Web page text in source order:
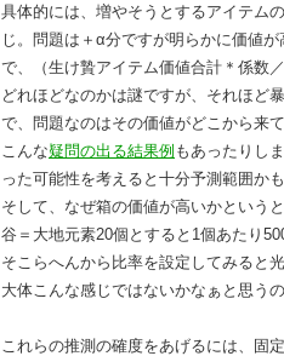
具体的には、増やそうとするアイテム
じ。問題は＋α分ですが明らかに価値
で、（生け贄アイテム価値合計＊係数
どれほどなのかは謎ですが、それほど
で、問題なのはその価値がどこから来
こんな疑問の出る結果例 もあったりし
った可能性を考えると十分予測範囲か
そして、なぜ箱の価値が高いかという
谷＝大地元素20個とすると1個あたり
そこらへんから比率を設定してみると
大体こんな感じではないかなぁと思う
これらの推測の確度をあげるには、固